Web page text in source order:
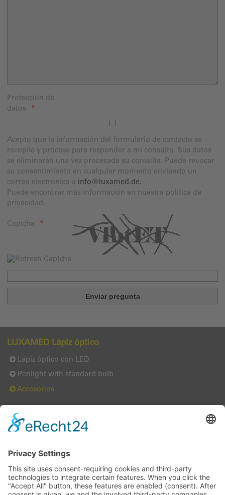
Protección de
datos
Acepto que la información del formulario de contacto se
recopile y procese para responder a mi consulta. Sus datos
se eliminarán una vez procesada su consulta. Puede revocar
su consentimiento en cualquier momento enviando un
correo electrónico a info@luxamed.de.
Puede encontrar más información en nuestra política de
privacidad.
Captcha
LUXAMED Lápiz óptico
Lápiz óptico con LED
Penlight with standard bulb
Accesorios
LUXAMED GmbH & Co. KG
Daniel-Weil-Str. 3
Alemania
Teléfono:+49 (0) 7344 92905-0
Fax: +49 (0) 7344 92905-10
info@luxamed.de